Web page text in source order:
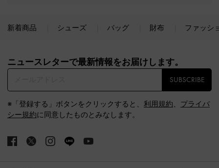
新着商品 シューズ バッグ 財布 ファッシ
ニュースレターで最新情報をお届けします。​
SUBSCRIBE
※「登録する」ボタンをクリックすると、 利用規約、 プライバ
シー規約に同意したものとみなします。